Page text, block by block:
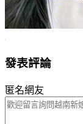
發表評論
匿名網友